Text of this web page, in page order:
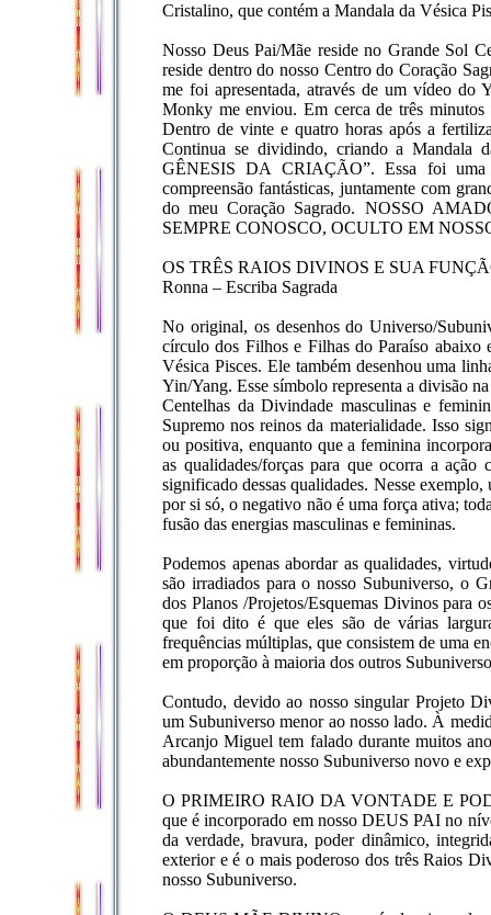
Cristalino, que contém a Mandala da Vésica
Nosso Deus Pai/Mãe reside no Grande Sol
reside dentro do nosso Centro do Coração
me foi apresentada, através de um vídeo
Monky me enviou. Em cerca de três
Dentro de vinte e quatro horas após a
Continua se dividindo, criando a Mandala
GÊNESIS DA CRIAÇÃO”. Essa foi
compreensão fantásticas, juntamente com
do meu Coração Sagrado. NOSSO
SEMPRE CONOSCO, OCULTO EM
OS TRÊS RAIOS DIVINOS E SUA
Ronna – Escriba Sagrada
No original, os desenhos do Universo/
círculo dos Filhos e Filhas do Paraíso abaixo
Vésica Pisces. Ele também desenhou uma
Yin/Yang. Esse símbolo representa a divisão
Centelhas da Divindade masculinas e
Supremo nos reinos da materialidade. Isso
ou positiva, enquanto que a feminina
as qualidades/forças para que ocorra a
significado dessas qualidades. Nesse
por si só, o negativo não é uma força ativa;
fusão das energias masculinas e femininas.
Podemos apenas abordar as qualidades,
são irradiados para o nosso Subuniverso, o
dos Planos /Projetos/Esquemas Divinos para
que foi dito é que eles são de várias
frequências múltiplas, que consistem de uma
em proporção à maioria dos outros
Contudo, devido ao nosso singular Projeto
um Subuniverso menor ao nosso lado. À
Arcanjo Miguel tem falado durante muitos
abundantemente nosso Subuniverso novo e
O PRIMEIRO RAIO DA VONTADE E
que é incorporado em nosso DEUS PAI no
da verdade, bravura, poder dinâmico,
exterior e é o mais poderoso dos três Raios
nosso Subuniverso.